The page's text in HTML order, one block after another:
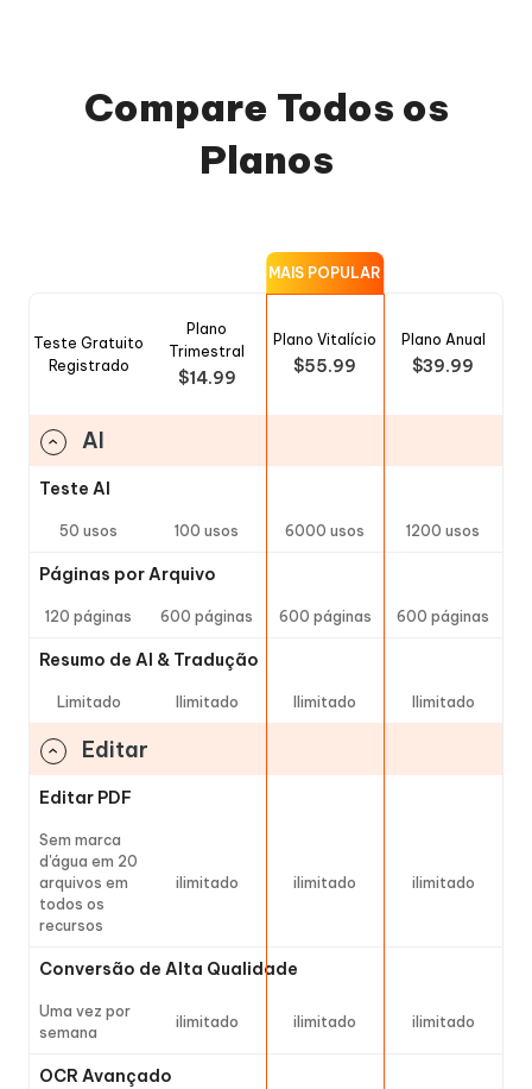
Compare Todos os
Planos
Teste Gratuito
Registrado
Plano
Trimestral
$14.99
Plano Vitalício
$55.99
MAIS POPULAR
Plano Anual
$39.99
AI
Teste AI
50 usos 100 usos 6000 usos 1200 usos
Páginas por Arquivo
120 páginas 600 páginas 600 páginas 600 páginas
Resumo de AI & Tradução
Limitado Ilimitado Ilimitado Ilimitado
Editar
Editar PDF
Sem marca
d'água em 20
arquivos em
todos os
recursos
ilimitado ilimitado ilimitado
Conversão de Alta Qualidade
Uma vez por
semana
ilimitado ilimitado ilimitado
OCR Avançado